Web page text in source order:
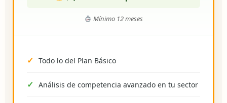
Mínimo 12 meses
Todo lo del Plan Básico
Análisis de competencia avanzado en tu sector